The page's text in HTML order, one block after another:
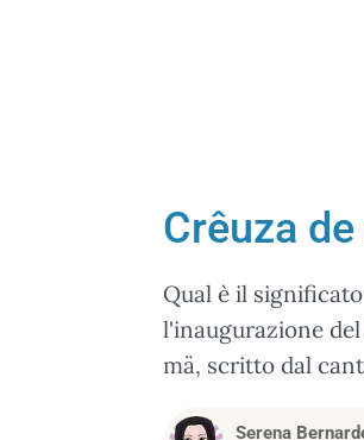
Crêuza
Qual è il
l'inaugurazione
mä, scritto dal
Serena